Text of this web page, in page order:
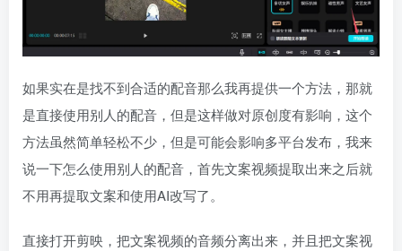
如果实在是找不到合适的配音那么我再提供一个方法，那就
是直接使用别人的配音，但是这样做对原创度有影响，这个
方法虽然简单轻松不少，但是可能会影响多平台发布，我来
说一下怎么使用别人的配音，首先文案视频提取出来之后就
不用再提取文案和使用AI改写了。
直接打开剪映，把文案视频的音频分离出来，并且把文案视